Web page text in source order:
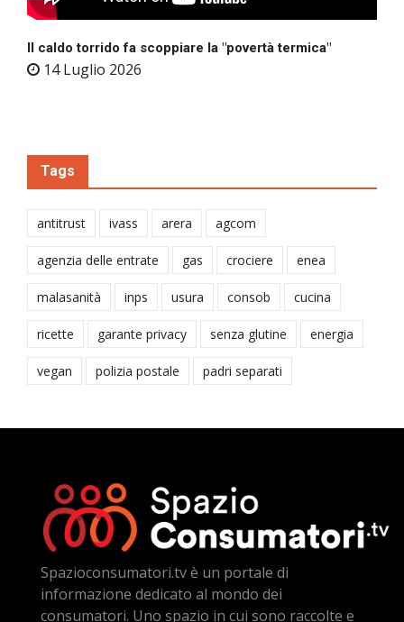
Il caldo torrido fa scoppiare la "povertà termica"
14 Luglio 2026
Tags
antitrust ivass arera agcom
agenzia delle entrate gas crociere enea
malasanità inps usura consob cucina
ricette garante privacy senza glutine energia
vegan polizia postale padri separati
Spazioconsumatori.tv è un portale di
informazione dedicato al mondo dei
consumatori. Uno spazio in cui sono raccolte e